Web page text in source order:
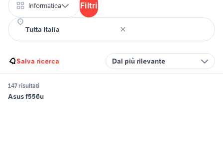
Informatica Filtri
Salva ricerca Dal più rilevante
147 risultati
Asus f556u